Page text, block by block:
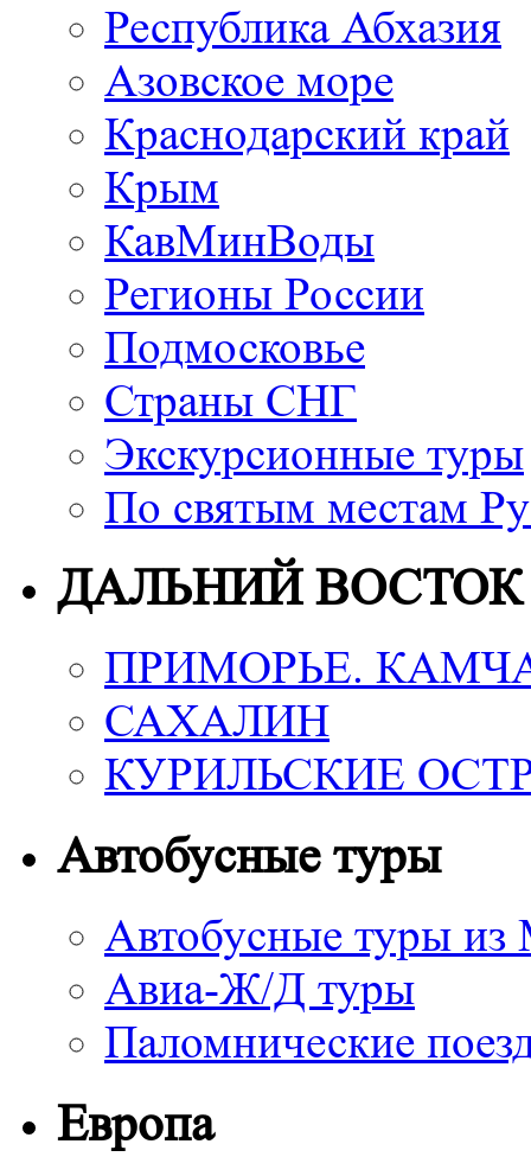
Республика Абхазия
Азовское море
Краснодарский край
Крым
КавМинВоды
Регионы России
Подмосковье
Страны СНГ
Экскурсионные туры
По святым местам
ДАЛЬНИЙ ВОСТОК
ПРИМОРЬЕ.
САХАЛИН
КУРИЛЬСКИЕ
Автобусные туры
Автобусные туры
Авиа-Ж/Д туры
Паломнические
Европа